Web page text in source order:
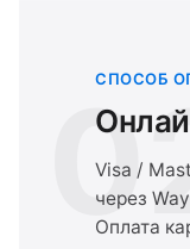
СПОСОБ
Visa /
через
Оплата